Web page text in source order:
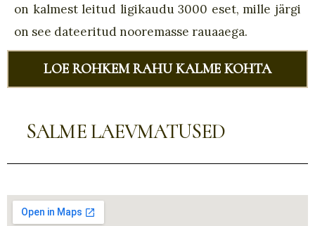
on kalmest leitud ligikaudu 3000 eset, mille järgi
on see dateeritud nooremasse rauaaega.
LOE ROHKEM RAHU KALME KOHTA
SALME LAEVMATUSED